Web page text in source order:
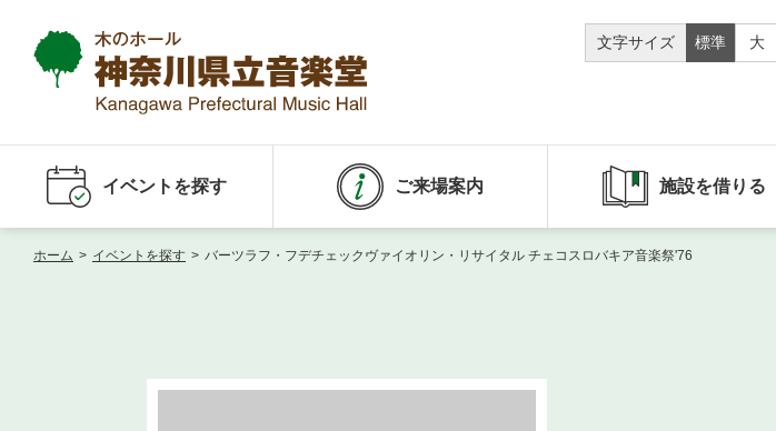
文字サイズ 標準 大
イベントを探す ご来場案内 施設を借りる
ホーム > イベントを探す > バーツラフ・フデチェックヴァイオリン・リサイタル チェコスロバキア音楽祭'76